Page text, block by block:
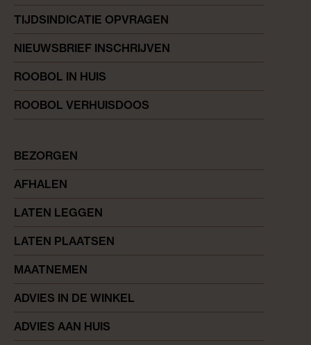
TIJDSINDICATIE OPVRAGEN
NIEUWSBRIEF INSCHRIJVEN
ROOBOL IN HUIS
ROOBOL VERHUISDOOS
BEZORGEN
AFHALEN
LATEN LEGGEN
LATEN PLAATSEN
MAATNEMEN
ADVIES IN DE WINKEL
ADVIES AAN HUIS